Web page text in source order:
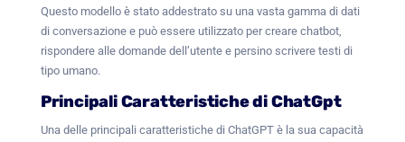
Questo modello è stato addestrato su una vasta gamma di dati
di conversazione e può essere utilizzato per creare chatbot,
rispondere alle domande dell’utente e persino scrivere testi di
tipo umano.
Principali Caratteristiche di ChatGpt
Una delle principali caratteristiche di ChatGPT è la sua capacità